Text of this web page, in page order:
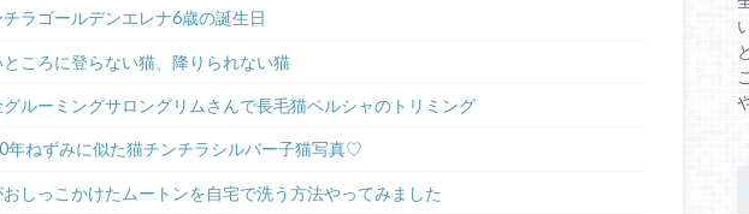
ラゴールデンエレナ6歳の誕生日
ころに登らない猫、降りられない猫
グルーミングサロングリムさんで長毛猫ペルシャのトリミング
年ねずみに似た猫チンチラシルバー子猫写真♡
しっこかけたムートンを自宅で洗う方法やってみました